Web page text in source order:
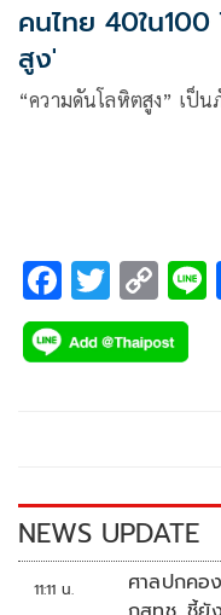
คนไทย 40ใน
สูง'
“ความดันโลหิตสูง” เป็
F
ac
e
k
T
wi
tt
C
o
p
k
NEWS UPDATE
11:11 น.
ศาลปกค